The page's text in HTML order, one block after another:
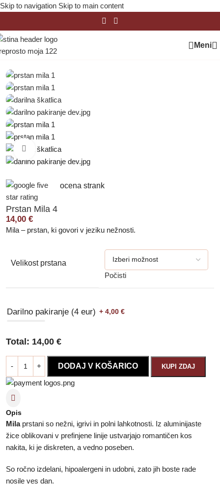
Skip to navigation Skip to main content
Meni
Domov/Prstani/Mila
Klikni za povečavo
ocena strank
Prstan Mila 4
14,00 €
Mila – prstan, ki govori v jeziku nežnosti.
Velikost prstana
Počisti
Darilno pakiranje (4 eur) + 4,00 €
Total: 14,00 €
DODAJ V KOŠARICO KUPI ZDAJ
Opis
Milaprstani so nežni, igrivi in polni lahkotnosti. Iz aluminijaste
žice oblikovani v prefinjene linije ustvarjajo romantičen kos
nakita, ki je diskreten, a vedno poseben.
So ročno izdelani, hipoalergeni in udobni, zato jih boste rade
nosile ves dan.